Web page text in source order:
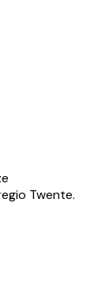
Twente.